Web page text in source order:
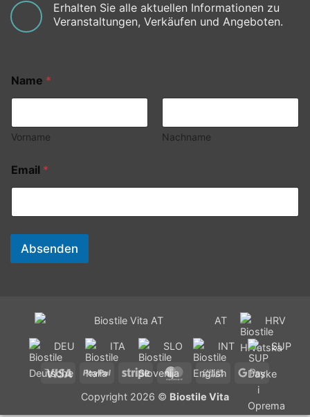
Erhalten Sie alle aktuellen Informationen zu
Veranstaltungen, Verkäufen und Angeboten.
Name *
Vorname Nachname
Email *
Absenden
AT HRV
DEU ITA SLO INT SUP
Visa PayPal Stripe MasterCardCash
Delivery
Google
Copyright 2026 © Biostile Vita